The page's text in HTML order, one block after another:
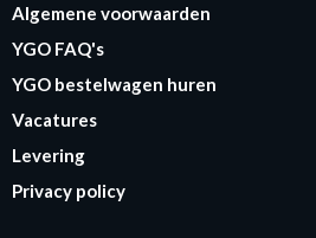
Algemene voorwaarden
YGO FAQ's
YGO bestelwagen huren
Vacatures
Levering
Privacy policy